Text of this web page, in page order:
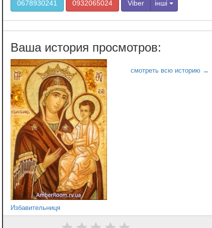
0678930241 0932065024 Viber інші
Избавительниця